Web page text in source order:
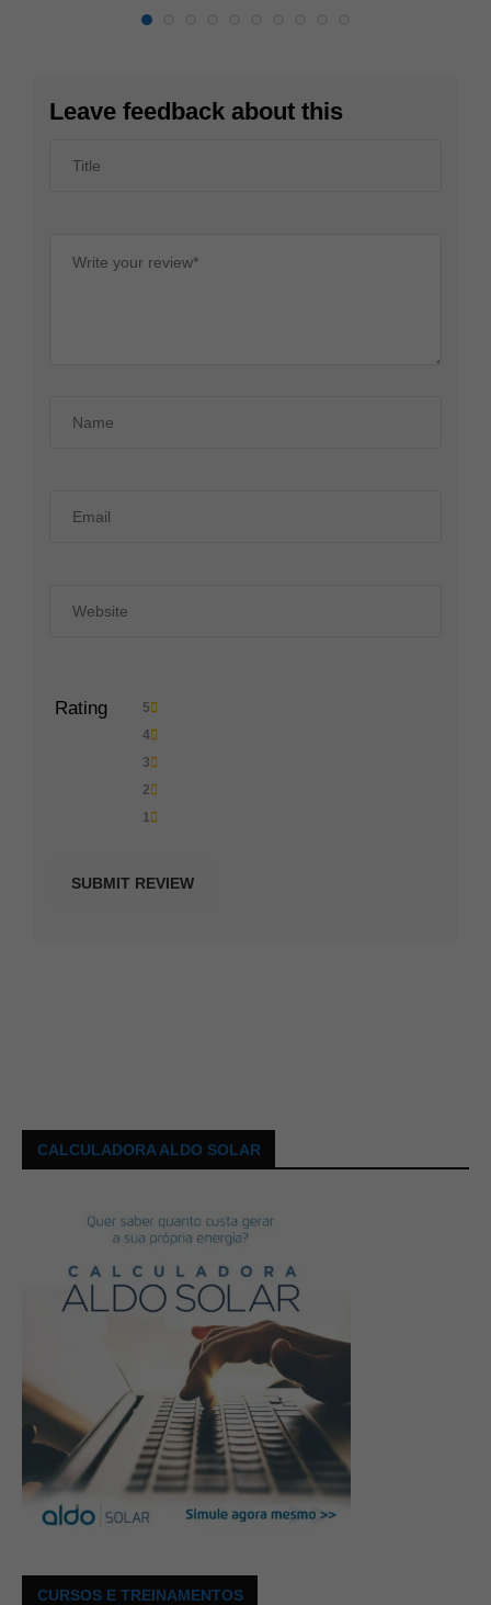
Leave feedback about this
Rating
5
4
3
2
1
CALCULADORA ALDO SOLAR
CURSOS E TREINAMENTOS